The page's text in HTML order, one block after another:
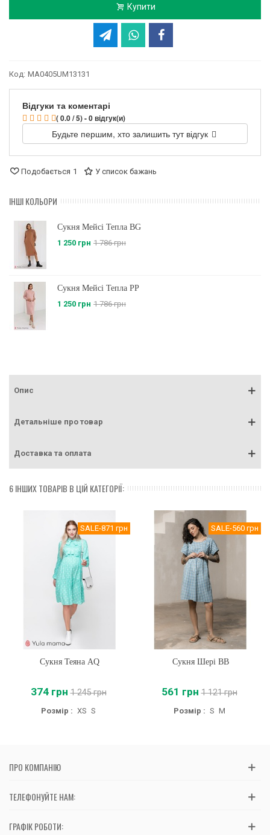
Купити
Код: MA0405UM13131
Відгуки та коментарі
( 0.0 / 5) - 0 відгук(и)
Будьте першим, хто залишить тут відгук
Подобається 1 У список бажань
ІНШІ КОЛЬОРИ
Сукня Мейсі Тепла BG
1 250 грн 1 786 грн
Сукня Мейсі Тепла PP
1 250 грн 1 786 грн
Опис
Детальніше про товар
Доставка та оплата
6 ІНШИХ ТОВАРІВ В ЦІЙ КАТЕГОРІЇ:
SALE-871 грн
Сукня Теяна AQ
374 грн 1 245 грн
Розмір : XS S
SALE-560 грн
Сукня Шері BB
561 грн 1 121 грн
Розмір : S M
ПРО КОМПАНІЮ
ТЕЛЕФОНУЙТЕ НАМ:
ГРАФІК РОБОТИ: